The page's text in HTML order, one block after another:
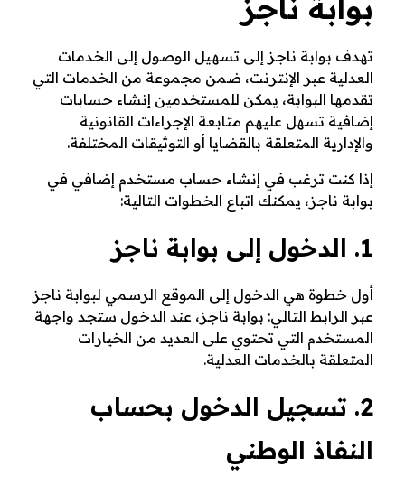
ة
ن
ا
ج
ز
تهدف بوابة ناجز إلى تسهيل الوصول إلى الخدمات
العدلية عبر الإنترنت، ضمن مجموعة من الخدمات التي
تقدمها البوابة، يمكن للمستخدمين إنشاء حسابات
إضافية تسهل عليهم متابعة الإجراءات القانونية
والإدارية المتعلقة بالقضايا أو التوثيقات المختلفة.
إذا كنت ترغب في إنشاء حساب مستخدم إضافي في
بوابة ناجز، يمكنك اتباع الخطوات التالية:
1. الدخول إلى بوابة ناجز
أول خطوة هي الدخول إلى الموقع الرسمي لبوابة ناجز
عبر الرابط التالي: بوابة ناجز، عند الدخول ستجد واجهة
المستخدم التي تحتوي على العديد من الخيارات
المتعلقة بالخدمات العدلية.
2. تسجيل الدخول بحساب
النفاذ الوطني